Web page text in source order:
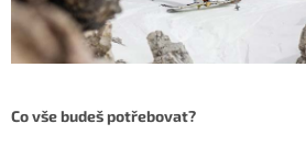
Co vše budeš potřebovat?